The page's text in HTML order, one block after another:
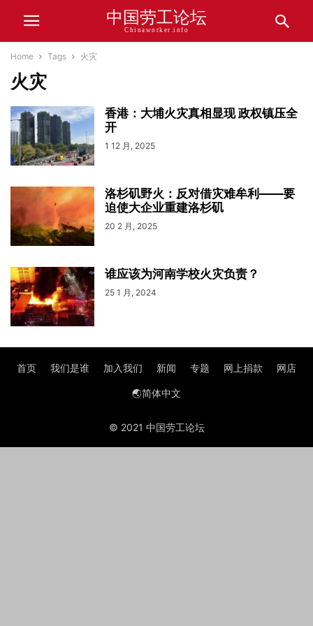
中国劳工论坛
Chinaworker.info
Home Tags 火灾
火灾
香港：大埔火灾真相显现 政权镇压全
开
1 12 月, 2025
洛杉矶野火：反对借灾难牟利——要
迫使大企业重建洛杉矶
20 2 月, 2025
谁应该为河南学校火灾负责？
25 1 月, 2024
首页 我们是谁 加入我们 新闻 专题 网上捐款 网店
🌏简体中文
© 2021 中国劳工论坛